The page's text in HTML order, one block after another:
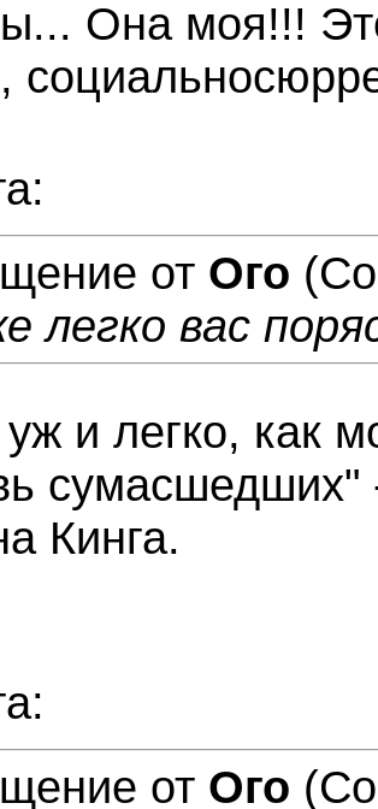
Она моя!!!
от Ого
легко вас
и легко, как
сумасшедших"
Кинга.
от Ого